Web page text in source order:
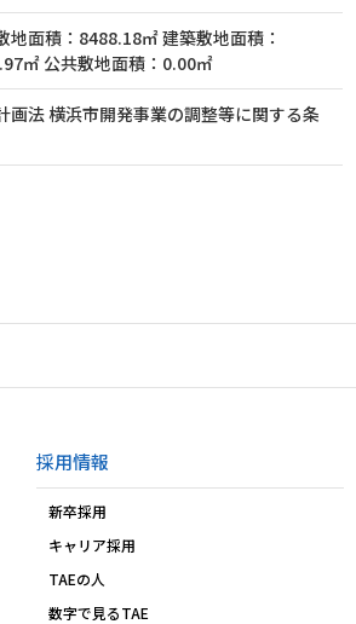
地面積：8488.18㎡ 建築敷地面積：
㎡ 公共敷地面積：0.00㎡
画法 横浜市開発事業の調整等に関する条
採用情報
新卒採用
キャリア採用
TAEの人
数字で見るTAE